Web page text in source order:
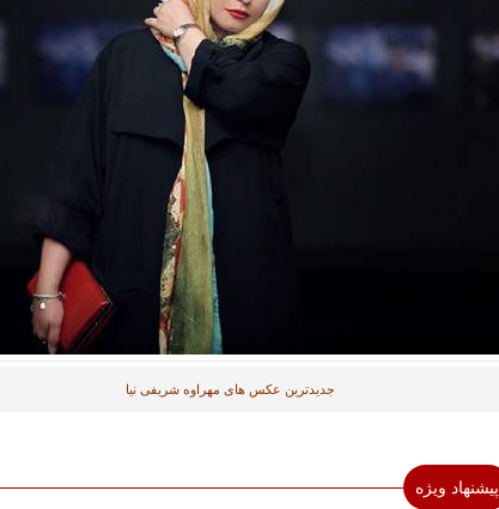
جدیدترین عکس های مهراوه شریفی‌ نیا
پیشنهاد ویژه